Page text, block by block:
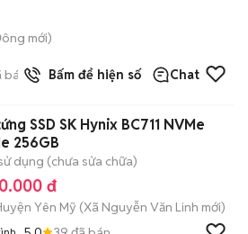
mới)
bán Bấm để hiện số Chat
SSD SK Hynix BC711 NVMe
256GB
dụng (chưa sửa chữa)
đ
Yên Mỹ (Xã Nguyễn Văn Linh mới)